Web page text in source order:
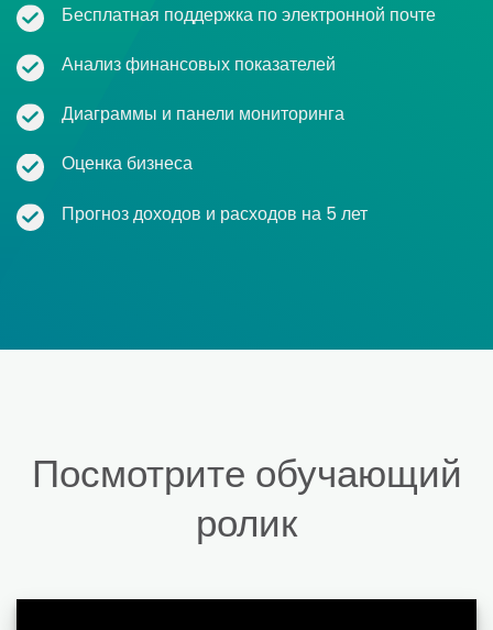
Бесплатная поддержка по электронной почте
Анализ финансовых показателей
Диаграммы и панели мониторинга
Оценка бизнеса
Прогноз доходов и расходов на 5 лет
Посмотрите обучающий
ролик